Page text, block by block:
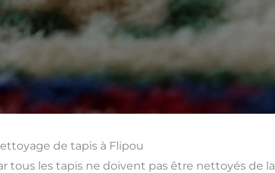
de tapis à Flipou
tous les tapis ne doivent pas être nettoyés de la